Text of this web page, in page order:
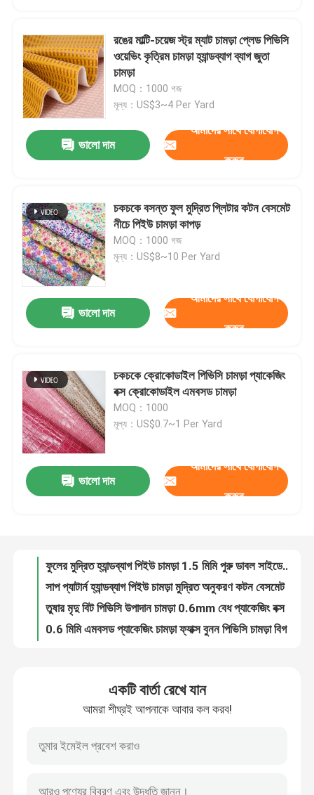
বাড়ি
পণ্য
আমাদের সম্পর্কে
মান নিয়ন্ত্রণ
আমাদের সাথে যোগাযোগ করুন
পিইউ ফাক্স লেদার
মাইক্রোফাইবার চামড়া উপাদান
রঙের মাল্টি-চয়েজ স্ট্র ম্যাট চামড়া প্লেড পিভিসি
ওয়েভিং কৃত্রিম চামড়া হ্যান্ডব্যাগ ব্যাগ জুতা
চামড়া
MOQ：1000 গজ
মূল্য：US$3~4 Per Yard
ভালো দাম
আমাদের সাথে যোগাযোগ
করুন
চকচকে বসন্ত ফুল মুদ্রিত গ্লিটার কটন বেসমেট
নীচে পিইউ চামড়া কাপড়
MOQ：1000 গজ
মূল্য：US$8~10 Per Yard
ভালো দাম
আমাদের সাথে যোগাযোগ
করুন
চকচকে ক্রোকোডাইল পিভিসি চামড়া প্যাকেজিং
বক্স ক্রোকোডাইল এমবসড চামড়া
MOQ：1000
মূল্য：US$0.7~1 Per Yard
ভালো দাম
আমাদের সাথে যোগাযোগ
করুন
1.2 মিমি স্টাইলিশ বোনা প্যাটার্ন পিভিসি চামড়া হ্যান্ডব্যাগ প্লেসম্যাট ওয়ালপেপার সজ্জা কসমেটিক বক্স প্যাকেজিং
প্যাকেজিং ব্যাগ নকল চামড়া প্রকল্প পিভিসি বোনা প্রাচীন ব্রাসের তাঁত
তেল মোম পিভিসি প্যাকেজিং চামড়া অ বোনা 0.5 মিমি চামড়া জন্য ব্যাগ purses
একটি বার্তা রেখে যান
আমরা শীঘ্রই আপনাকে আবার কল করব!